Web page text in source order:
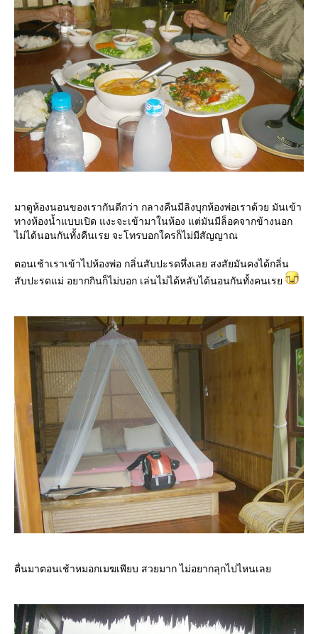
มาดูห้องนอนของเรากันดีกว่า กลางคืนมีลิงบุกห้องพ่อเราด้วย มันเข้า
ทางห้องน้ำแบบเปิด แงะจะเข้ามาในห้อง แต่มันมีล็อคจากข้างนอก
ไม่ได้นอนกันทั้งคืนเรย จะโทรบอกใครก็ไม่มีสัญญาณ
ตอนเช้าเราเข้าไปห้องพ่อ กลิ่นสับปะรดหึ่งเลย สงสัยมันคงได้กลิ่น
สับปะรดแม่ อยากกินก็ไม่บอก เล่นไม่ได้หลับได้นอนกันทั้งคนเร
ตื่นมาตอนเช้าหมอกเมฆเพียบ สวยมาก ไม่อยากลุกไปไหนเล